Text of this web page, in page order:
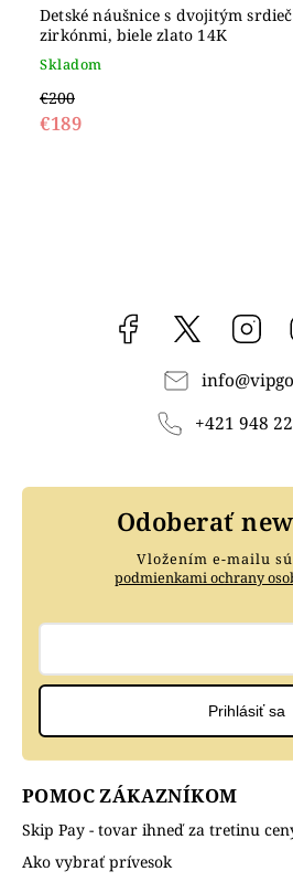
Detské náušnice s dvojitým
zirkónmi, biele zlato 14K
Skladom
€200
€189
Facebook vipgoldsk
info@
+421 948
POMOC ZÁKAZNÍKOM
Skip Pay - tovar ihneď za tretinu
Ako vybrať prívesok
Odoberať
Vložením e-mailu
podmienkami ochrany
Prihlásiť sa